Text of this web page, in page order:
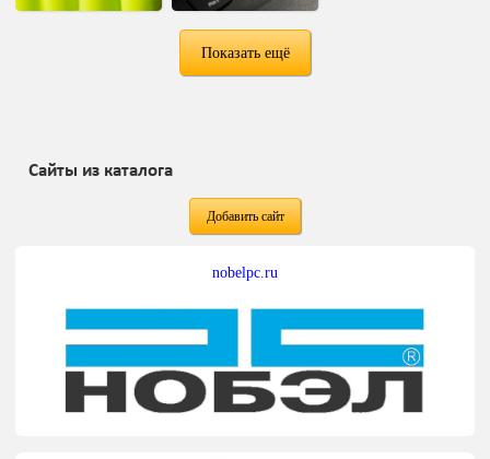
Показать ещё
Сайты из каталога
Добавить сайт
nobelpc.ru